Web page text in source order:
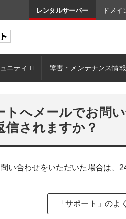
レンタルサーバー ドメイ
ニティ 障害・メンテナンス情報
トへメールでお問
信されますか？
い合わせをいただいた場合は、
「サポート」のよ